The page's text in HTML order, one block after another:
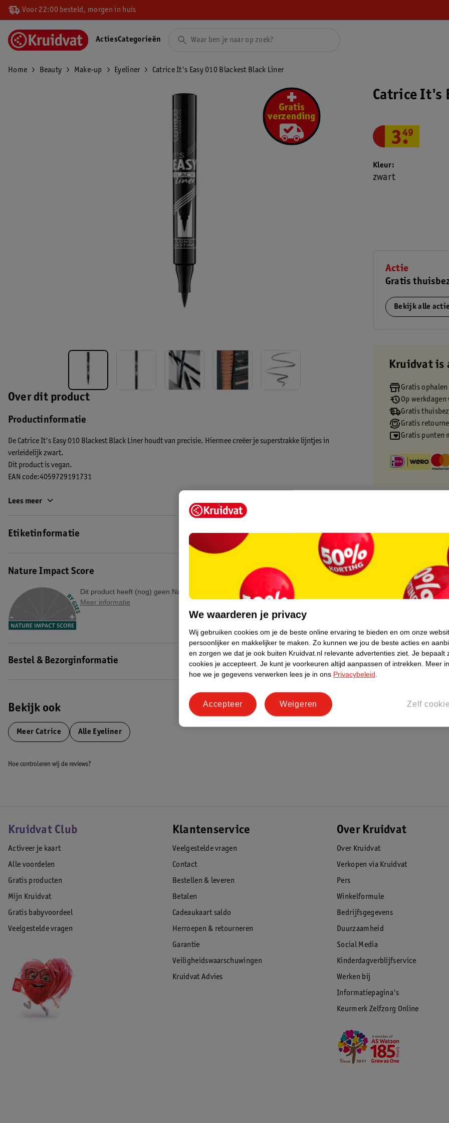
Voor 22:00 besteld, morgen in huis
ActiesCategorieën
Home Beauty Make-up Eyeliner Catrice It's Easy 010 Blackest Black Liner
Over dit product
Productinformatie
De Catrice It's Easy 010 Blackest Black Liner houdt van precisie. Hiermee creëer je superstrakke lijntjes in
verleidelijk zwart.
Dit product is vegan.
EAN code:4059729191731
Lees meer
Etiketinformatie
Nature Impact Score
Dit product heeft (nog) geen Nature Impact Score.
Meer informatie
Bestel & Bezorginformatie
Bekijk ook
Meer Catrice Alle Eyeliner
Catrice It's
3.
49
Kleur
zwart
Actie
Gratis
Bekijk alle
Kruidvat is
Gratis
Op
Gratis
Gratis
Gratis punten
Hoe controleren wij de reviews?
Kruidvat Club
Activeer je kaart
Alle voordelen
Gratis producten
Mijn Kruidvat
Gratis babyvoordeel
Veelgestelde vragen
Klantenservice
Veelgestelde vragen
Contact
Bestellen & leveren
Betalen
Cadeaukaart saldo
Herroepen & retourneren
Garantie
Veiligheidswaarschuwingen
Kruidvat Advies
Over Kruidvat
Over Kruidvat
Verkopen via Kruidvat
Pers
Winkelformule
Bedrijfsgegevens
Duurzaamheid
Social Media
Kinderdagverblijfservice
Werken bij
Informatiepagina's
Keurmerk Zelfzorg Online
We waarderen je privacy
Wij gebruiken cookies om je de beste online ervaring te bieden en om onze
persoonlijker en makkelijker te maken. Zo kunnen we jou de beste acties en
en zorgen we dat je ook buiten Kruidvat.nl relevante advertenties ziet. Je bepaalt
cookies je accepteert. Je kunt je voorkeuren altijd aanpassen of intrekken. Meer
hoe we je gegevens verwerken lees je in ons Privacybeleid.
Zelf
Weigeren
Accepteer